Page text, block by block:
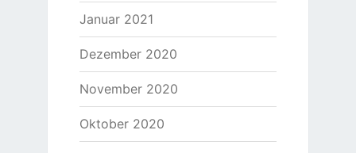
Januar 2021
Dezember 2020
November 2020
Oktober 2020